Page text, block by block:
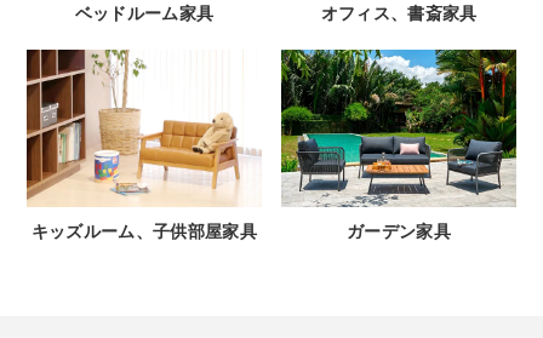
ベッドルーム家具 オフィス、書斎家具
キッズルーム、子供部屋家具 ガーデン家具